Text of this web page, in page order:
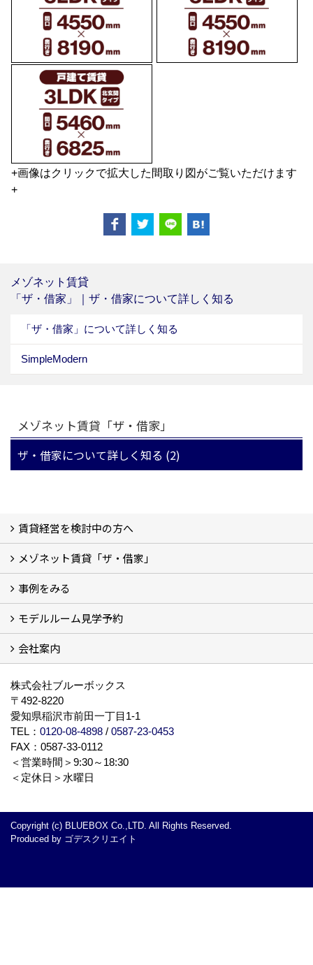
+画像はクリックで拡大した間取り図がご覧いただけます
+
メゾネット賃貸
「ザ・借家」｜ザ・借家について詳しく知る
「ザ・借家」について詳しく知る
SimpleModern
メゾネット賃貸「ザ・借家」
ザ・借家について詳しく知る (2)
賃貸経営を検討中の方へ
私たちの考え方
賃貸経営の成功学
様々な無料サービス
相続税とは
よくあるご質問
メゾネット賃貸「ザ・借家」
ザ・借家について詳しく知る (2)
事例をみる
建設中の現場レポート
完成した建物を見てみる
オーナーの声
モデルルーム見学予約
モデルルーム見学予約
会社案内
株式会社ブルーボックス
〒492-8220
愛知県稲沢市前田一丁目1-1
TEL： 0120-08-4898 / 0587-23-0453
FAX：0587-33-0112
＜営業時間＞9:30～18:30
＜定休日＞水曜日
Copyright (c) BLUEBOX Co.,LTD. All Rights Reserved.
Produced by ゴデスクリエイト